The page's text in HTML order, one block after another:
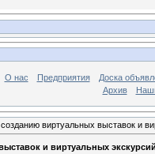
О нас Предприятия
Доска
Архив
виртуальных выставок и
и виртуальных